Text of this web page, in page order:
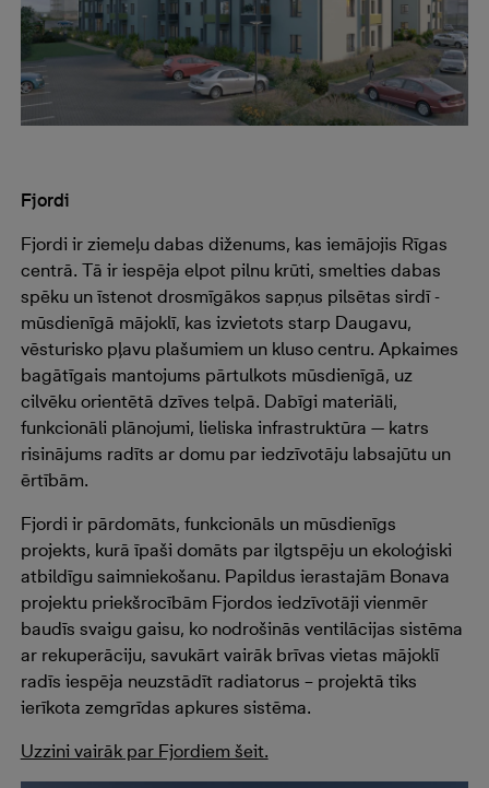
Fjordi
Fjordi ir ziemeļu dabas diženums, kas iemājojis Rīgas
centrā. Tā ir iespēja elpot pilnu krūti, smelties dabas
spēku un īstenot drosmīgākos sapņus pilsētas sirdī -
mūsdienīgā mājoklī, kas izvietots starp Daugavu,
vēsturisko pļavu plašumiem un kluso centru. Apkaimes
bagātīgais mantojums pārtulkots mūsdienīgā, uz
cilvēku orientētā dzīves telpā. Dabīgi materiāli,
funkcionāli plānojumi, lieliska infrastruktūra — katrs
risinājums radīts ar domu par iedzīvotāju labsajūtu un
ērtībām.
Fjordi ir pārdomāts, funkcionāls un mūsdienīgs
projekts, kurā īpaši domāts par ilgtspēju un ekoloģiski
atbildīgu saimniekošanu. Papildus ierastajām Bonava
projektu priekšrocībām Fjordos iedzīvotāji vienmēr
baudīs svaigu gaisu, ko nodrošinās ventilācijas sistēma
ar rekuperāciju, savukārt vairāk brīvas vietas mājoklī
radīs iespēja neuzstādīt radiatorus – projektā tiks
ierīkota zemgrīdas apkures sistēma.
Uzzini vairāk par Fjordiem šeit.